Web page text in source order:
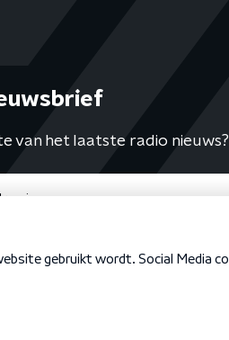
van het laatste radio nieuws?